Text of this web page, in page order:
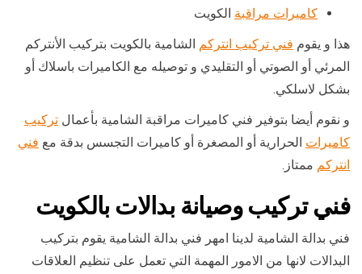
كاميرات مراقبة الكويت
هذا و يقوم فني تركيب انتركم الشامية بالكويت بتركيب الأنتركم
المرئي أو الصوتي أو التقليدي و توصيله مع الكاميرات باسلاك أو
بشكل لاسلكي.
و نقوم أيضا بتوفير فني كاميرات مراقبة الشامية بأعمال تركيب
كاميرات الحرارية أو المصغرة أو كاميرات التجسس بدقة مع فني
انتركم ممتاز.
فني تركيب وصيانة بدالات بالكويت
فني بدالة الشامية لدينا امهر فني بدالة الشامية يقوم بتركيب
البدالات لانها من الامور المهمة التي تعمل على تنظيم العلاقات